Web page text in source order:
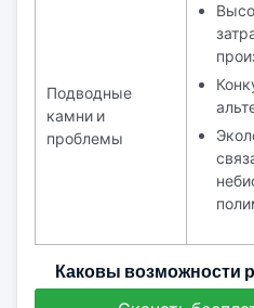
Подводные
камни и
проблемы
Каковы возможности